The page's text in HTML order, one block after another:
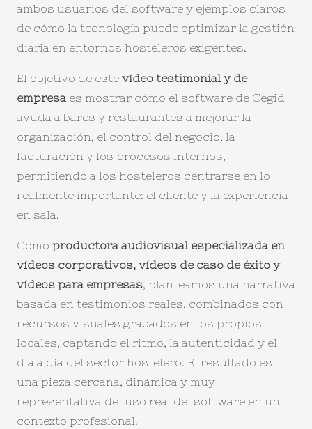
ambos usuarios del software y ejemplos claros
de cómo la tecnología puede optimizar la gestión
diaria en entornos hosteleros exigentes.
El objetivo de este vídeo testimonial y de
empresa es mostrar cómo el software de Cegid
ayuda a bares y restaurantes a mejorar la
organización, el control del negocio, la
facturación y los procesos internos,
permitiendo a los hosteleros centrarse en lo
realmente importante: el cliente y la experiencia
en sala.
Como productora audiovisual especializada en
vídeos corporativos, vídeos de caso de éxito y
vídeos para empresas, planteamos una narrativa
basada en testimonios reales, combinados con
recursos visuales grabados en los propios
locales, captando el ritmo, la autenticidad y el
día a día del sector hostelero. El resultado es
una pieza cercana, dinámica y muy
representativa del uso real del software en un
contexto profesional.